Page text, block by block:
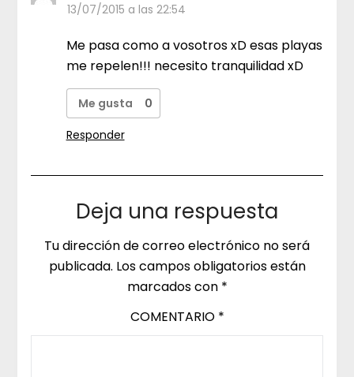
13/07/2015 a las 22:54
Me pasa como a vosotros xD esas playas
me repelen!!! necesito tranquilidad xD
Me gusta
0
Responder
Deja una respuesta
Tu dirección de correo electrónico no será
publicada. Los campos obligatorios están
marcados con *
COMENTARIO *